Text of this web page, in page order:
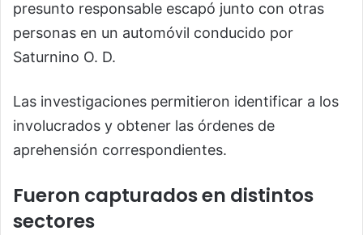
presunto responsable escapó junto con otras
personas en un automóvil conducido por
Saturnino O. D.
Las investigaciones permitieron identificar a los
involucrados y obtener las órdenes de
aprehensión correspondientes.
Fueron capturados en distintos
sectores